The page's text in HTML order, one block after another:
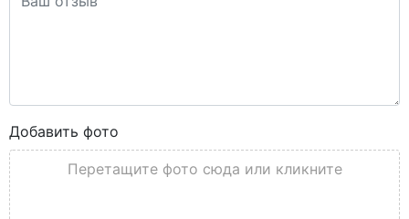
Добавить фото
Перетащите фото сюда или кликните